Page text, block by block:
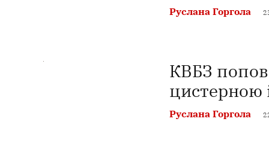
Руслана Горгола
КВБЗ
цистерною
Руслана Горгола